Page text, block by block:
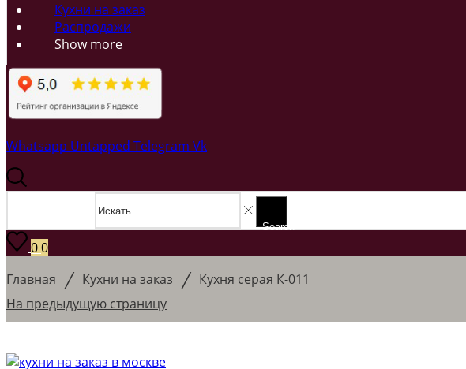
Кухни на заказ
Распродажи
Show more
Whatsapp Untapped Telegram Vk
Search
00
Главная / Кухни на заказ / Кухня серая К-011
На предыдущую страницу